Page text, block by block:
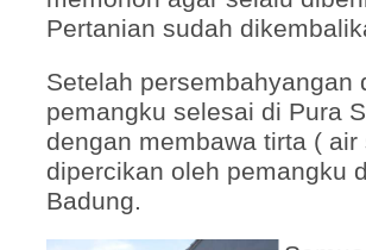
Pertanian sudah
Setelah persembahyangan
pemangku selesai di Pura
dengan membawa tirta (
dipercikan oleh pemangku
Badung.